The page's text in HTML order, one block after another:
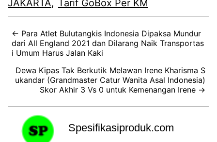
JAKARTA Tarif GoBox Per KM
← Para Atlet Bulutangkis Indonesia Dipaksa Mundur
dari All England 2021 dan Dilarang Naik Transportas
i Umum Harus Jalan Kaki
Dewa Kipas Tak Berkutik Melawan Irene Kharisma S
ukandar (Grandmaster Catur Wanita Asal Indonesia)
Skor Akhir 3 Vs 0 untuk Kemenangan Irene →
Spesifikasiproduk.com